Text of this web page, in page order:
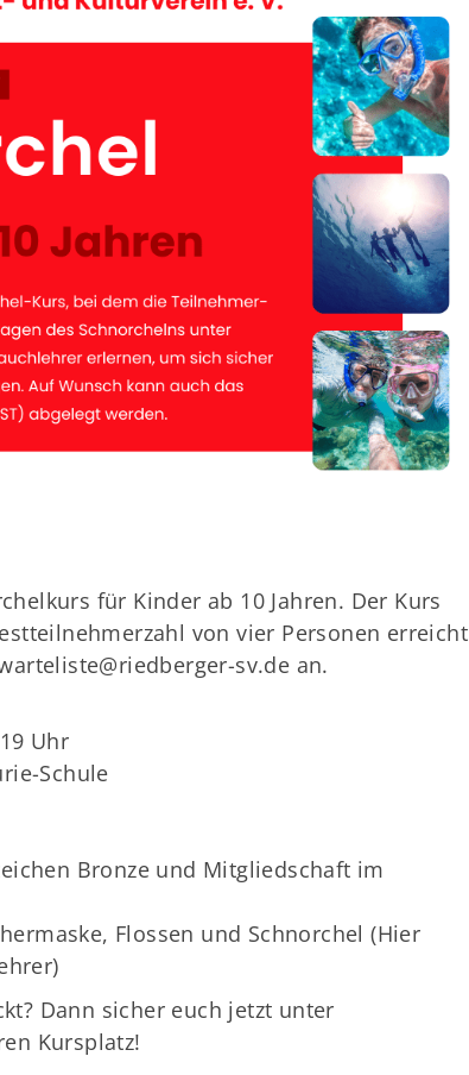
für Kinder ab 10 Jahren. Der Kurs
von vier Personen erreicht
sv.de an.
Uhr
Schule
Bronze und Mitgliedschaft im
Flossen und Schnorchel (Hier
Dann sicher euch jetzt unter
Kursplatz!